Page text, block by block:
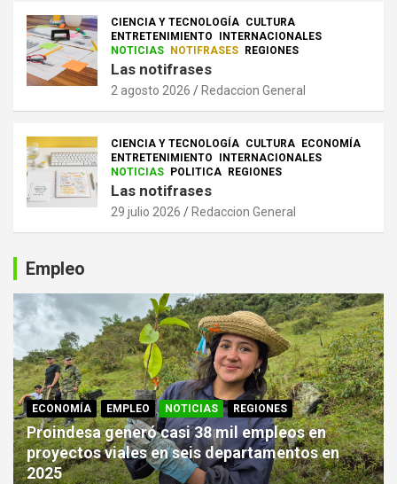
CIENCIA Y TECNOLOGÍA CULTURA
ENTRETENIMIENTO
INTERNACIONALES
NOTICIAS NOTIFRASES REGIONES
Las notifrases
2 agosto 2026 Redaccion General
CIENCIA Y TECNOLOGÍA CULTURA ECONOMÍA
ENTRETENIMIENTO
INTERNACIONALES
NOTICIAS POLITICA REGIONES
Las notifrases
29 julio 2026 Redaccion General
Empleo
ECONOMÍA EMPLEO NOTICIAS REGIONES
Proindesa generó casi 38 mil empleos en
proyectos viales en seis departamentos en
2025